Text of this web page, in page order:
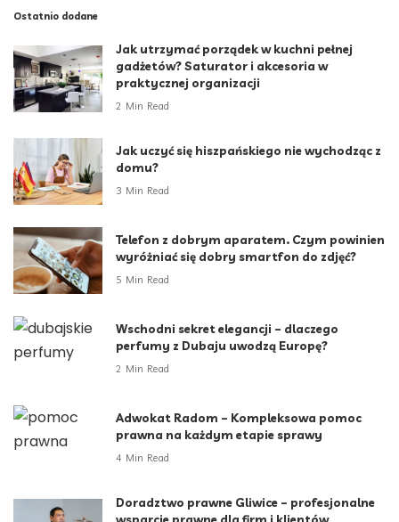
Ostatnio dodane
Jak utrzymać porządek w kuchni pełnej
gadżetów? Saturator i akcesoria w
praktycznej organizacji
2 Min Read
Jak uczyć się hiszpańskiego nie wychodząc z
domu?
3 Min Read
Telefon z dobrym aparatem. Czym powinien
wyróżniać się dobry smartfon do zdjęć?
5 Min Read
Wschodni sekret elegancji – dlaczego
perfumy z Dubaju uwodzą Europę?
2 Min Read
Adwokat Radom – Kompleksowa pomoc
prawna na każdym etapie sprawy
4 Min Read
Doradztwo prawne Gliwice – profesjonalne